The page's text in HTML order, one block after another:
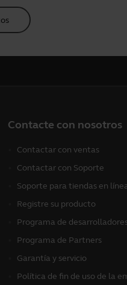
Contacte con nosotros
Contactar con ventas
Contactar con Soporte
Soporte para tiendas en
Registre su producto
Programa de
Programa de Partners
Garantía y servicio
Política de fin de uso de la